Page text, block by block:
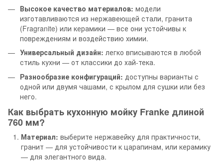
Высокое качество материалов: модели
изготавливаются из нержавеющей стали, гранита
(Fragranite) или керамики — все они устойчивы к
повреждениям и воздействию химии.
Универсальный дизайн: легко вписываются в любой
стиль кухни — от классики до хай-тека.
Разнообразие конфигураций: доступны варианты с
одной или двумя чашами, с крылом для сушки или без
него.
Как выбрать кухонную мойку Franke длиной
760 мм?
Материал: выберите нержавейку для практичности,
гранит — для устойчивости к царапинам, или керамику
— для элегантного вида.